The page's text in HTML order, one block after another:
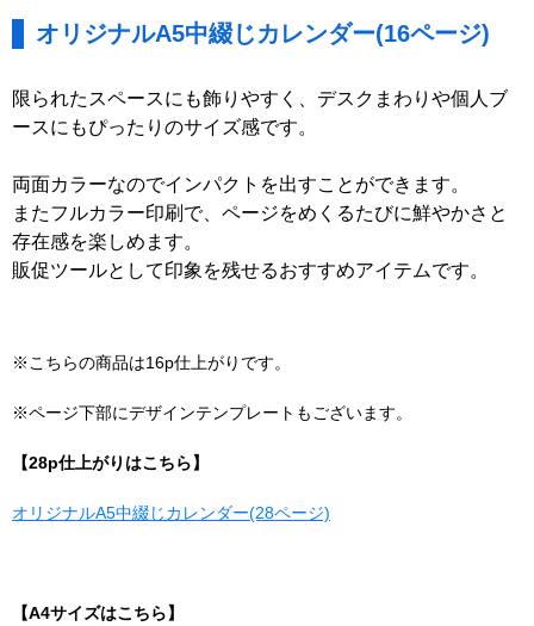
オリジナルA5中綴じカレンダー(16ページ)
限られたスペースにも飾りやすく、デスクまわりや個人ブ
ースにもぴったりのサイズ感です。
両面カラーなのでインパクトを出すことができます。
またフルカラー印刷で、ページをめくるたびに鮮やかさと
存在感を楽しめます。
販促ツールとして印象を残せるおすすめアイテムです。
※こちらの商品は16p仕上がりです。
※ページ下部にデザインテンプレートもございます。
【28p仕上がりはこちら】
オリジナルA5中綴じカレンダー(28ページ)
【A4サイズはこちら】